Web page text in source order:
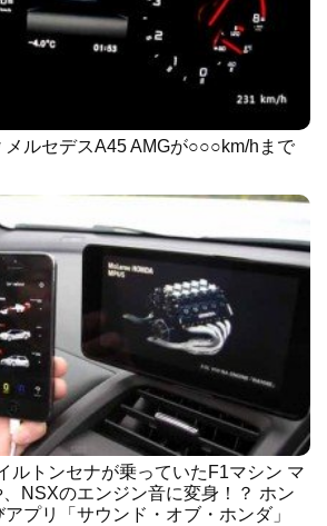
メルセデスA45 AMGが○○○km/hまで
ルトンセナが乗っていたF1マシン マ
NSXのエンジン音に変身！？ ホン
プリ「サウンド・オブ・ホンダ」